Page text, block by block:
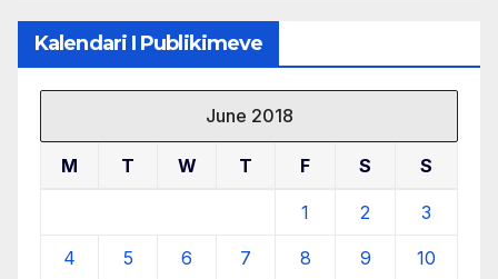
Kalendari I Publikimeve
June 2018
M T W T F S S
1 2 3
4 5 6 7 8 9 10